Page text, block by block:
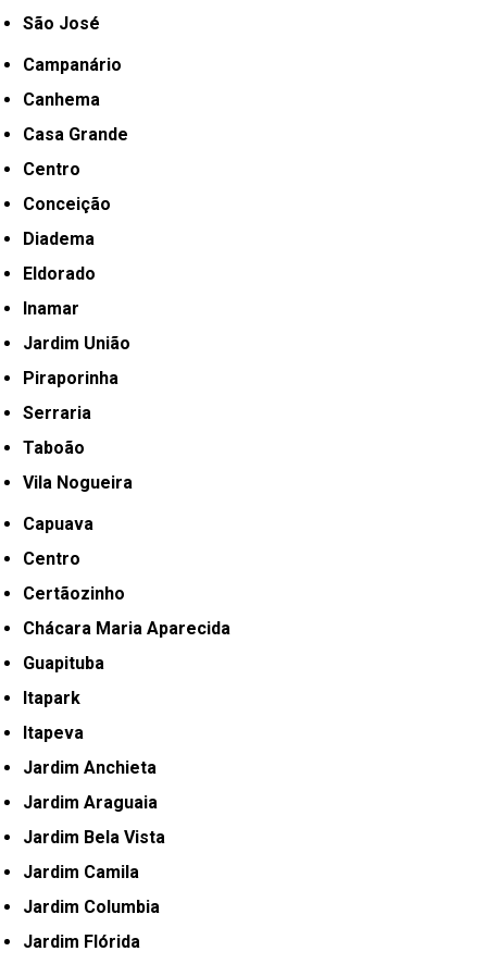
São José
Campanário
Canhema
Casa Grande
Centro
Conceição
Diadema
Eldorado
Inamar
Jardim União
Piraporinha
Serraria
Taboão
Vila Nogueira
Capuava
Centro
Certãozinho
Chácara Maria Aparecida
Guapituba
Itapark
Itapeva
Jardim Anchieta
Jardim Araguaia
Jardim Bela Vista
Jardim Camila
Jardim Columbia
Jardim Flórida